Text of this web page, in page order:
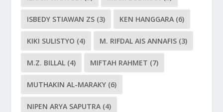
ISBEDY STIAWAN ZS (3) KEN HANGGARA (6)
KIKI SULISTYO (4) M. RIFDAL AIS ANNAFIS (3)
M.Z. BILLAL (4) MIFTAH RAHMET (7)
MUTHAKIN AL-MARAKY (6)
NIPEN ARYA SAPUTRA (4)